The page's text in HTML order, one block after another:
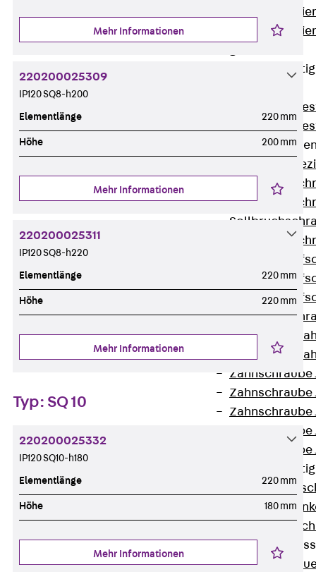
Zahnschraube
Zahnschraube
Zahnschraube
Zahnschraube
Zahnschraube
Zurück
Zurück
Mehr Informationen
220200025309
IP120 SQ8-h200
Elementlänge 220 mm
Höhe 200 mm
Mehr Informationen
220200025311
IP120 SQ8-h220
Elementlänge 220 mm
Höhe 220 mm
Mehr Informationen
Typ: SQ 10
220200025332
IP120 SQ10-h180
Elementlänge 220 mm
Höhe 180 mm
Mehr Informationen